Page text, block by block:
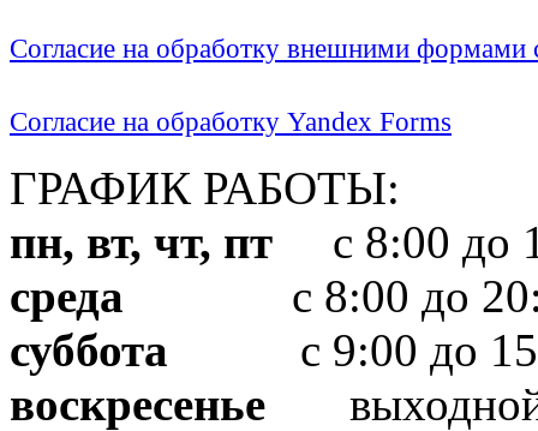
Согласие на обработку внешними формами
Согласие на обработку Yandex Forms
ГРАФИК РАБОТЫ:
пн, вт, чт, пт с 8:00 до
среда с 8:00 до
суббота с 9:00 до
воскресенье